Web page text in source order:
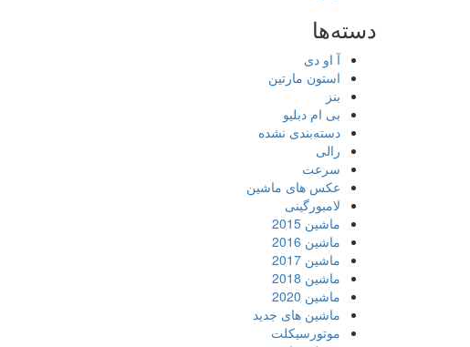
دسته‌ها
آ او دی
استون مارتین
بنز
بی ام دبلیو
دسته‌بندی نشده
رالی
سرعت
عکس های ماشین
لامبورگینی
ماشین 2015
ماشین 2016
ماشین 2017
ماشین 2018
ماشین 2020
ماشین های جدید
موتورسیکلت